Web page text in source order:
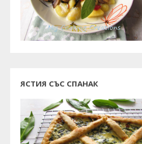
ЯСТИЯ СЪС СПАНАК